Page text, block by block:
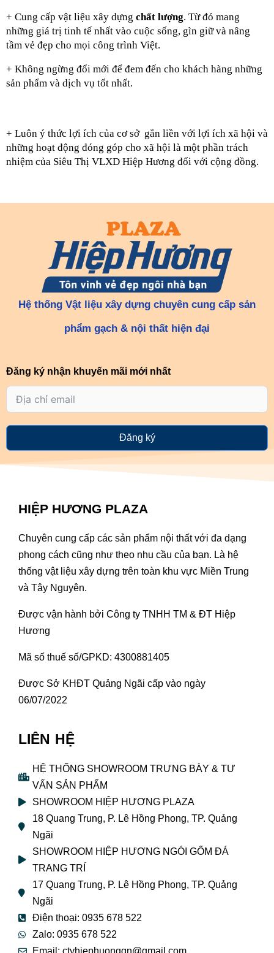
+ Cung cấp vật liệu xây dựng chất lượng. Từ đó mang
những giá trị tinh tế nhất vào cuộc sống, gìn giữ và nâng
tầm vẻ đẹp cho mọi công trình Việt.
+ Không ngừng đổi mới để đem đến cho khách hàng những
sản phẩm và dịch vụ tốt nhất.
+ Luôn ý thức lợi ích của cơ sở  gắn liền với lợi ích xã hội và
những hoạt động đóng góp cho xã hội là một phần trách
nhiệm của Siêu Thị VLXD Hiệp Hương đối với cộng đồng.
Hệ thống Vật liệu xây dựng chuyên cung cấp sản
phẩm gạch & nội thất hiện đại
Đăng ký nhận khuyến mãi mới nhất
Đăng ký
HIỆP HƯƠNG PLAZA
Chuyên cung cấp các sản phẩm nội thất với đa dạng
phong cách cũng như theo nhu cầu của bạn. Là hệ
thống vật liệu xây dựng trên toàn khu vực Miền Trung
và Tây Nguyên.
Được vận hành bởi Công ty TNHH TM & ĐT Hiệp
Hương
Mã số thuế số/GPKD: 4300881405
Được Sở KHĐT Quảng Ngãi cấp vào ngày
06/07/2022
LIÊN HỆ
HỆ THỐNG SHOWROOM TRƯNG BÀY & TƯ
VẤN SẢN PHẨM
SHOWROOM HIỆP HƯƠNG PLAZA
18 Quang Trung, P. Lê Hồng Phong, TP. Quảng
Ngãi
SHOWROOM HIỆP HƯƠNG NGÓI GỐM ĐÁ
TRANG TRÍ
17 Quang Trung, P. Lê Hồng Phong, TP. Quảng
Ngãi
Điện thoại: 0935 678 522
Zalo: 0935 678 522